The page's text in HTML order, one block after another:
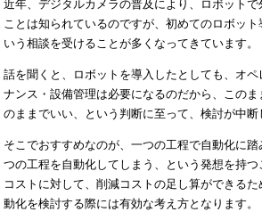
近年、デジタルカメラの普及により、ロボットで
ことは知られているのですが、初めてのロボット
いう相談を受けることが多くなってきています。
話を聞くと、ロボットを導入したとしても、オ
ナンス・設備管理は必要になるのだから、この
のままでいい、という判断に至って、検討が中断
そこでおすすめなのが、一つの工程で自動化に
つの工程を自動化してしまう、という発想を持
コストに対して、削減コストの足し算ができる
動化を検討する際には有効な考え方となります。